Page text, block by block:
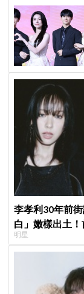
李孝利30年前
白」嫩樣出土
傳奇
明星